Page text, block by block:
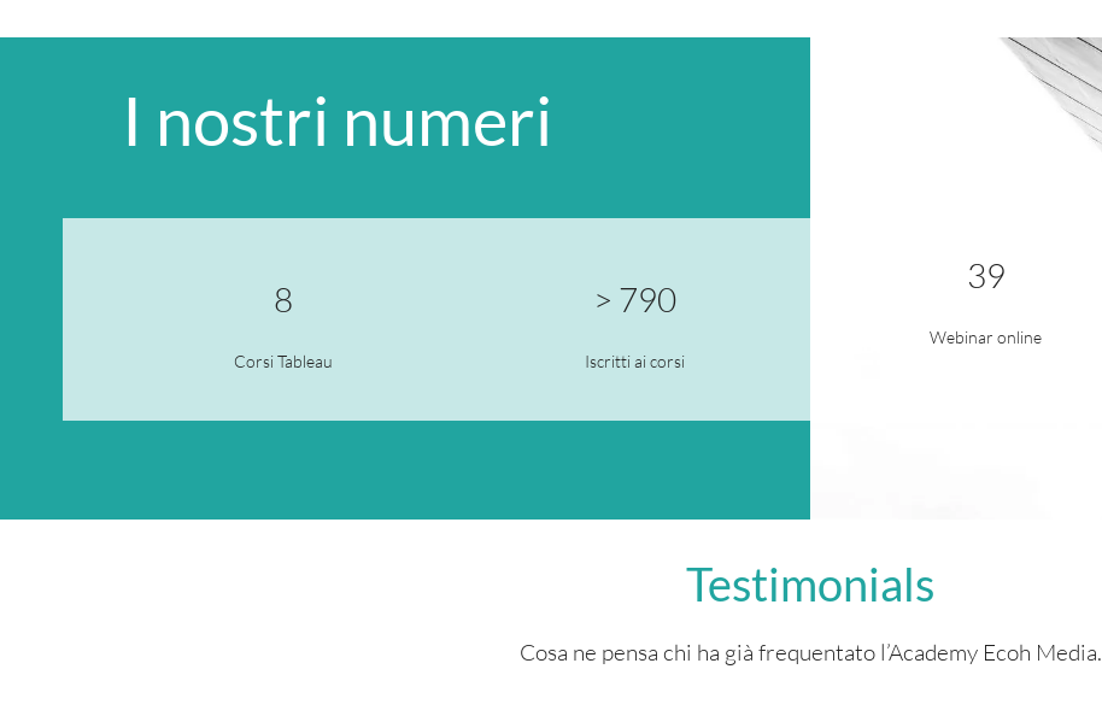
I nostri numeri
8
Corsi Tableau
> 790
Iscritti ai corsi
39
Webinar online
Testimonials
Cosa ne pensa chi ha già frequentato l’Academy Ecoh Media.